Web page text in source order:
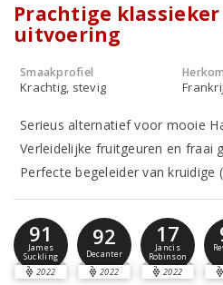
Prachtige
uitvoering
Smaakprofiel
Krachtig, stevig
Serieus alternatief voor mooie
Verleidelijke fruitgeuren en fraai
Perfecte begeleider van kruidige
91
James
Suckling
2022
92
Decanter
2022
17
Jancis
Robinson
2022